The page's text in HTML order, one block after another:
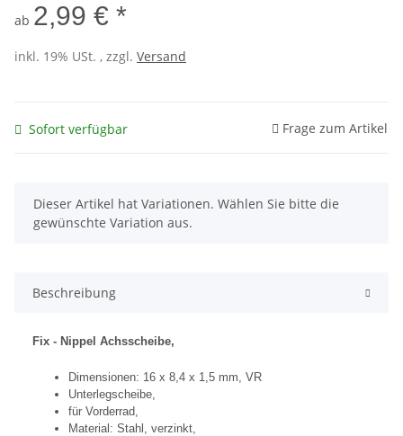
ab 2,99 € *
inkl. 19% USt. , zzgl. Versand
Sofort verfügbar Frage zum Artikel
x
Dieser Artikel hat Variationen. Wählen Sie bitte die
gewünschte Variation aus.
Beschreibung
Fix - Nippel Achsscheibe,
Dimensionen: 16 x 8,4 x 1,5 mm, VR
Unterlegscheibe,
für Vorderrad,
Material: Stahl, verzinkt,